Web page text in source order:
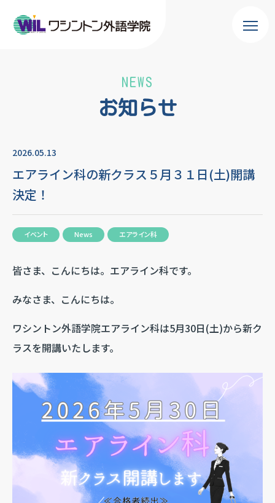
お知らせ
NEWS
2026.05.13
エアライン科の新クラス５月３１日(土)開講
決定！
イベント News エアライン科
皆さま、こんにちは。エアライン科です。
みなさま、こんにちは。
ワシントン外語学院エアライン科は5月30日(土)から新ク
ラスを開講いたします。